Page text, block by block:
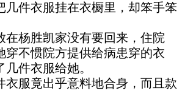
几件衣服挂在衣橱里，却笨手笨
杨胜凯家没有要回来，住院
穿不惯院方提供给病患穿的衣
件衣服给她。
服竟出乎意料地合身，而且款